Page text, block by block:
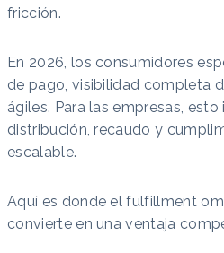
fricción.
En 2026, los consumidores
de pago, visibilidad completa
ágiles. Para las empresas,
distribución, recaudo y
escalable.
Aquí es donde el fulfillment
convierte en una ventaja